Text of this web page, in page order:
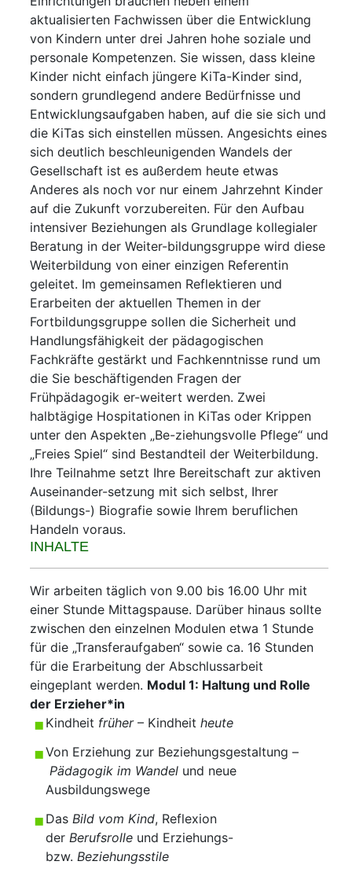
aktualisierten Fachwissen über die Entwicklung
von Kindern unter drei Jahren hohe soziale und
personale Kompetenzen. Sie wissen, dass kleine
Kinder nicht einfach jüngere KiTa-Kinder sind,
sondern grundlegend andere Bedürfnisse und
Entwicklungsaufgaben haben, auf die sie sich und
die KiTas sich einstellen müssen. Angesichts eines
sich deutlich beschleunigenden Wandels der
Gesellschaft ist es außerdem heute etwas
Anderes als noch vor nur einem Jahrzehnt Kinder
auf die Zukunft vorzubereiten. Für den Aufbau
intensiver Beziehungen als Grundlage kollegialer
Beratung in der Weiter-bildungsgruppe wird diese
Weiterbildung von einer einzigen Referentin
geleitet. Im gemeinsamen Reflektieren und
Erarbeiten der aktuellen Themen in der
Fortbildungsgruppe sollen die Sicherheit und
Handlungsfähigkeit der pädagogischen
Fachkräfte gestärkt und Fachkenntnisse rund um
die Sie beschäftigenden Fragen der
Frühpädagogik er-weitert werden. Zwei
halbtägige Hospitationen in KiTas oder Krippen
unter den Aspekten „Be-ziehungsvolle Pflege“ und
„Freies Spiel“ sind Bestandteil der Weiterbildung.
Ihre Teilnahme setzt Ihre Bereitschaft zur aktiven
Auseinander-setzung mit sich selbst, Ihrer
(Bildungs-) Biografie sowie Ihrem beruflichen
Handeln voraus.
INHALTE
Wir arbeiten täglich von 9.00 bis 16.00 Uhr mit
einer Stunde Mittagspause. Darüber hinaus sollte
zwischen den einzelnen Modulen etwa 1 Stunde
für die „Transferaufgaben“ sowie ca. 16 Stunden
für die Erarbeitung der Abschlussarbeit
eingeplant werden. Modul 1: Haltung und Rolle
der Erzieher*in
Kindheit früher– Kindheit heute
Von Erziehung zur Beziehungsgestaltung –
Pädagogik im Wandelund neue
Ausbildungswege
Das Bild vom Kind, Reflexion
der Berufsrolleund Erziehungs-
bzw. Beziehungsstile